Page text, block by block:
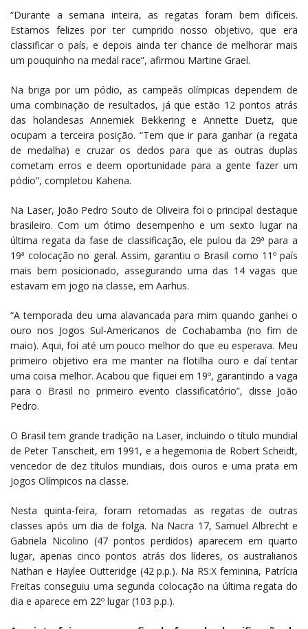
“Durante a semana inteira, as regatas foram bem difíceis.
Estamos felizes por ter cumprido nosso objetivo, que era
classificar o país, e depois ainda ter chance de melhorar mais
um pouquinho na medal race”, afirmou Martine Grael.
Na briga por um pódio, as campeãs olímpicas dependem de
uma combinação de resultados, já que estão 12 pontos atrás
das holandesas Annemiek Bekkering e Annette Duetz, que
ocupam a terceira posição. “Tem que ir para ganhar (a regata
de medalha) e cruzar os dedos para que as outras duplas
cometam erros e deem oportunidade para a gente fazer um
pódio”, completou Kahena.
Na Laser, João Pedro Souto de Oliveira foi o principal destaque
brasileiro. Com um ótimo desempenho e um sexto lugar na
última regata da fase de classificação, ele pulou da 29ª para a
19ª colocação no geral. Assim, garantiu o Brasil como 11º país
mais bem posicionado, assegurando uma das 14 vagas que
estavam em jogo na classe, em Aarhus.
“A temporada deu uma alavancada para mim quando ganhei o
ouro nos Jogos Sul-Americanos de Cochabamba (no fim de
maio). Aqui, foi até um pouco melhor do que eu esperava. Meu
primeiro objetivo era me manter na flotilha ouro e daí tentar
uma coisa melhor. Acabou que fiquei em 19º, garantindo a vaga
para o Brasil no primeiro evento classificatório”, disse João
Pedro.
O Brasil tem grande tradição na Laser, incluindo o título mundial
de Peter Tanscheit, em 1991, e a hegemonia de Robert Scheidt,
vencedor de dez títulos mundiais, dois ouros e uma prata em
Jogos Olímpicos na classe.
Nesta quinta-feira, foram retomadas as regatas de outras
classes após um dia de folga. Na Nacra 17, Samuel Albrecht e
Gabriela Nicolino (47 pontos perdidos) aparecem em quarto
lugar, apenas cinco pontos atrás dos líderes, os australianos
Nathan e Haylee Outteridge (42 p.p.). Na RS:X feminina, Patrícia
Freitas conseguiu uma segunda colocação na última regata do
dia e aparece em 22º lugar (103 p.p.).